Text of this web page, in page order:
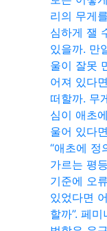
리의 무게
심하게 잴
있을까. 만
울이 잘못
어져 있다
떠할까. 무
심이 애초
울어 있다
“애초에 정
가르는 평
기준에 오
있었다면
할까”. 페미